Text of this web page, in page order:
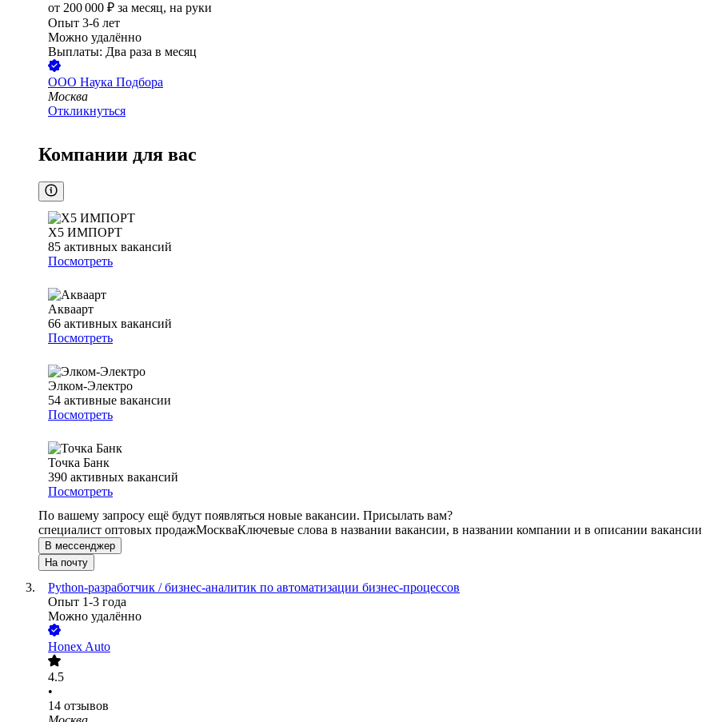
от 200 000 ₽ за месяц, на руки
Опыт 3-6 лет
Можно удалённо
Выплаты: Два раза в месяц
ООО Наука Подбора
Москва
Откликнуться
Компании для вас
Х5 ИМПОРТ
85 активных вакансий
Посмотреть
Акваарт
66 активных вакансий
Посмотреть
Элком-Электро
54 активные вакансии
Посмотреть
Точка Банк
390 активных вакансий
Посмотреть
По вашему запросу ещё будут появляться новые вакансии. Присылать вам?
специалист оптовых продажМоскваКлючевые слова в названии вакансии, в названии компании и в описании вакансии
В мессенджер
На почту
Python-разработчик / бизнес-аналитик по автоматизации бизнес-процессов
Опыт 1-3 года
Можно удалённо
Honex Auto
4.5
•
14 отзывов